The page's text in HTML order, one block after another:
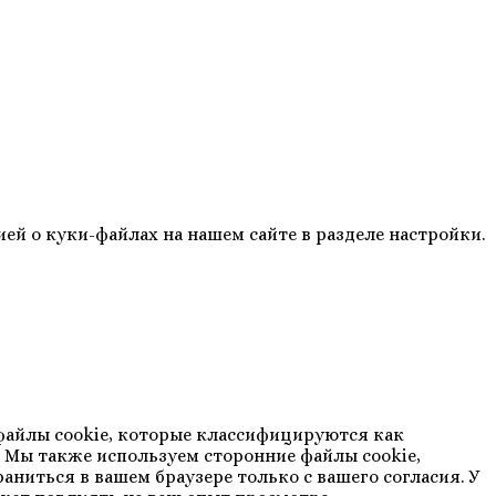
о куки-файлах на нашем сайте в разделе настройки.
cookie, которые классифицируются как
также используем сторонние файлы cookie,
в вашем браузере только с вашего согласия. У